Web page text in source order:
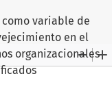
del artículo
variable de
en el
organizacionales